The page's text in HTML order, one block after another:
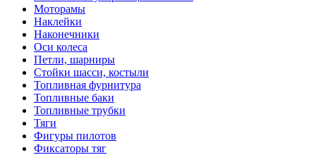
Моторамы
Наклейки
Наконечники
Оси колеса
Петли, шарниры
Стойки шасси, костыли
Топливная фурнитура
Топливные баки
Топливные трубки
Тяги
Фигуры пилотов
Фиксаторы тяг